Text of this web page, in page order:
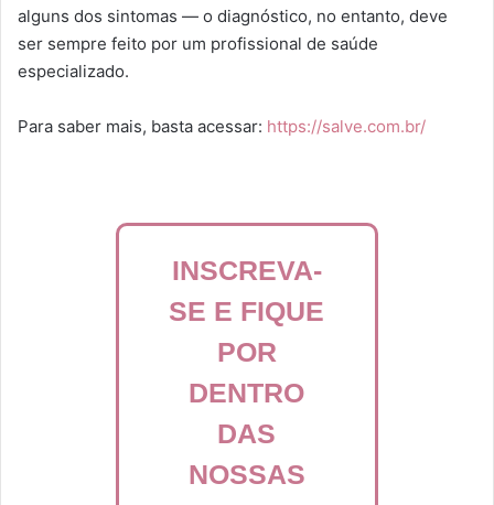
alguns dos sintomas — o diagnóstico, no entanto, deve
ser sempre feito por um profissional de saúde
especializado.
Para saber mais, basta acessar: https://salve.com.br/
INSCREVA-
SE E FIQUE
POR
DENTRO
DAS
NOSSAS